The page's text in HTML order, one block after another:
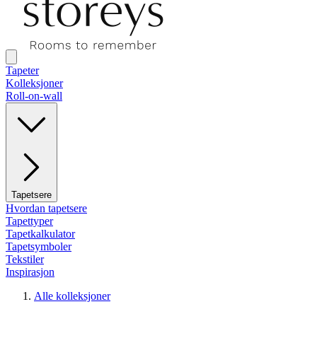
Tapeter
Kolleksjoner
Roll-on-wall
Tapetsere
Hvordan tapetsere
Tapettyper
Tapetkalkulator
Tapetsymboler
Tekstiler
Inspirasjon
Alle kolleksjoner